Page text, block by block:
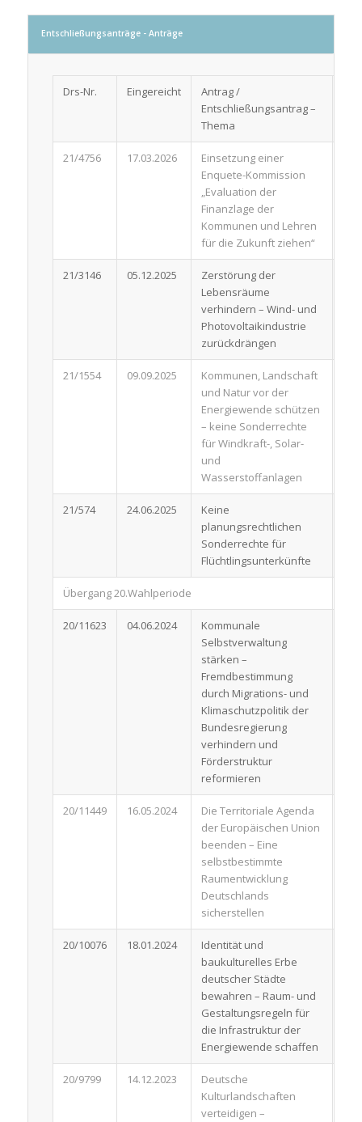
Entschließungsanträge - Anträge
Drs-Nr. Eingereicht
Antrag /
Entschließungsantrag –
Thema
21/4756 17.03.2026
Einsetzung einer
Enquete-Kommission
„Evaluation der
Finanzlage der
Kommunen und Lehren
für die Zukunft ziehen“
21/3146 05.12.2025
Zerstörung der
Lebensräume
verhindern – Wind- und
Photovoltaikindustrie
zurückdrängen
21/1554 09.09.2025
Kommunen, Landschaft
und Natur vor der
Energiewende schützen
– keine Sonderrechte
für Windkraft-, Solar-
und
Wasserstoffanlagen
21/574 24.06.2025
Keine
planungsrechtlichen
Sonderrechte für
Flüchtlingsunterkünfte
Übergang 20.Wahlperiode
20/11623 04.06.2024
Kommunale
Selbstverwaltung
stärken –
Fremdbestimmung
durch Migrations- und
Klimaschutzpolitik der
Bundesregierung
verhindern und
Förderstruktur
reformieren
20/11449 16.05.2024
Die Territoriale Agenda
der Europäischen Union
beenden – Eine
selbstbestimmte
Raumentwicklung
Deutschlands
sicherstellen
20/10076 18.01.2024
Identität und
baukulturelles Erbe
deutscher Städte
bewahren – Raum- und
Gestaltungsregeln für
die Infrastruktur der
Energiewende schaffen
20/9799 14.12.2023
Deutsche
Kulturlandschaften
verteidigen –